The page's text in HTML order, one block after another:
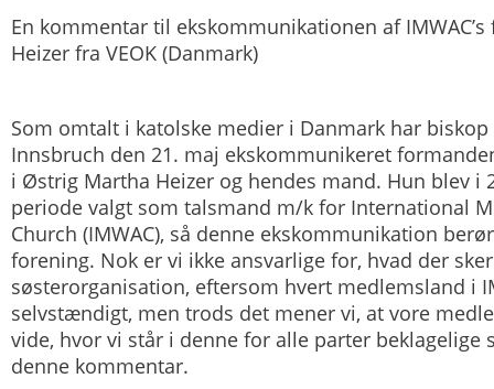
En kommentar til ekskommunikationen af
Heizer fra VEOK (Danmark)
Som omtalt i katolske medier i Danmark har
Innsbruch den 21. maj ekskommunikeret
i Østrig Martha Heizer og hendes mand. Hun blev i
periode valgt som talsmand m/k for International
Church (IMWAC), så denne ekskommunikation
forening. Nok er vi ikke ansvarlige for, hvad der
søsterorganisation, eftersom hvert medlemsland i
selvstændigt, men trods det mener vi, at vore
vide, hvor vi står i denne for alle parter beklagelige
denne kommentar.